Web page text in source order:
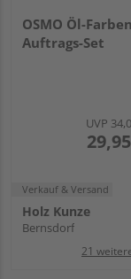
OSMO Öl-Farben
Auftrags-Set
UVP
Verkauf & Versand
Holz Kunze
Bernsdorf
21